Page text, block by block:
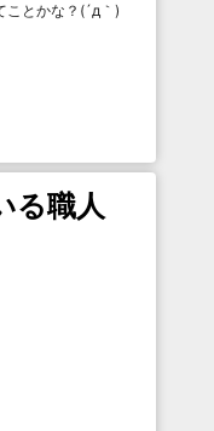
とかな？(´д｀)
る職人